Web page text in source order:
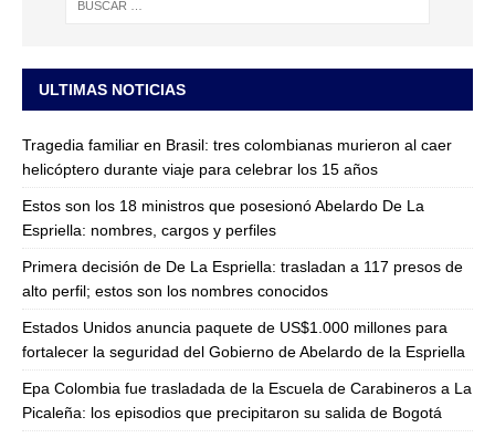
ULTIMAS NOTICIAS
Tragedia familiar en Brasil: tres colombianas murieron al caer
helicóptero durante viaje para celebrar los 15 años
Estos son los 18 ministros que posesionó Abelardo De La
Espriella: nombres, cargos y perfiles
Primera decisión de De La Espriella: trasladan a 117 presos de
alto perfil; estos son los nombres conocidos
Estados Unidos anuncia paquete de US$1.000 millones para
fortalecer la seguridad del Gobierno de Abelardo de la Espriella
Epa Colombia fue trasladada de la Escuela de Carabineros a La
Picaleña: los episodios que precipitaron su salida de Bogotá